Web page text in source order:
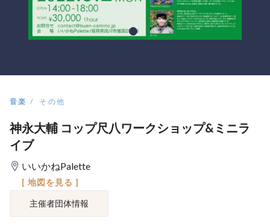
音楽 その他
神永大輔 コップ尺八ワークショップ&ミニラ
イブ
いいかねPalette
[ 地図を見る ]
主催者団体情報